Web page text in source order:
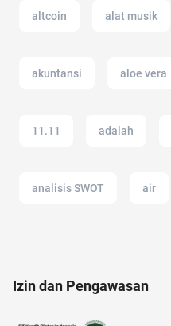
altcoin alat musik
akuntansi aloe vera
11.11 adalah
analisis SWOT air
Izin dan Pengawasan